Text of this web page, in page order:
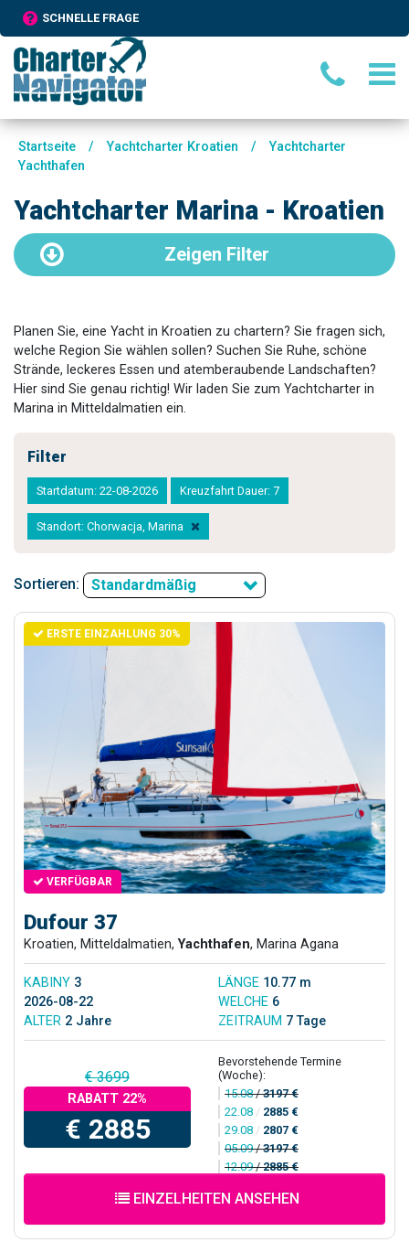
SCHNELLE FRAGE
Startseite / Yachtcharter Kroatien /
Yachtcharter
Yachthafen
Yachtcharter Marina - Kroatien
Zeigen Filter
Planen Sie, eine Yacht in Kroatien zu chartern? Sie fragen sich,
welche Region Sie wählen sollen? Suchen Sie Ruhe, schöne
Strände, leckeres Essen und atemberaubende Landschaften?
Hier sind Sie genau richtig! Wir laden Sie zum Yachtcharter in
Marina in Mitteldalmatien ein.
Filter
Startdatum: 22-08-2026 Kreuzfahrt Dauer: 7
Standort: Chorwacja, Marina
Sortieren: Standardmäßig
ERSTE EINZAHLUNG 30%
VERFÜGBAR
Dufour 37
Kroatien, Mitteldalmatien,Yachthafen, Marina Agana
KABINY 3 LÄNGE 10.77 m
2026-08-22
WELCHE 6
ALTER 2 Jahre ZEITRAUM 7 Tage
€ 3699
RABATT 22%
€ 2885
Bevorstehende Termine
(Woche):
15.08/3197 €
22.08 / 2885 €
29.08 / 2807 €
05.09/3197 €
12.09/2885 €
EINZELHEITEN ANSEHEN